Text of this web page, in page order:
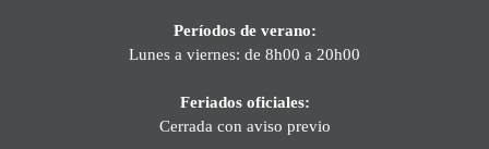
Períodos de verano:
Lunes a viernes: de 8h00 a 20h00
Feriados oficiales:
Cerrada con aviso previo